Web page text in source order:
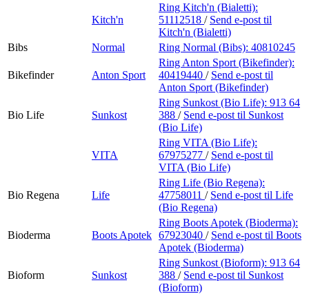
Kitch'n
Ring Kitch'n (Bialetti):
51112518 / Send e-post til
Kitch'n (Bialetti)
Bibs
Normal Ring Normal (Bibs): 40810245
Bikefinder Anton Sport
Ring Anton Sport (Bikefinder):
40419440 / Send e-post til
Anton Sport (Bikefinder)
Bio Life Sunkost
Ring Sunkost (Bio Life): 913 64
388 / Send e-post til Sunkost
(Bio Life)
VITA
Ring VITA (Bio Life):
67975277 / Send e-post til
VITA (Bio Life)
Bio Regena Life
Ring Life (Bio Regena):
47758011 / Send e-post til Life
(Bio Regena)
Bioderma Boots Apotek
Ring Boots Apotek (Bioderma):
67923040 / Send e-post til Boots
Apotek (Bioderma)
Bioform Sunkost
Ring Sunkost (Bioform): 913 64
388 / Send e-post til Sunkost
(Bioform)